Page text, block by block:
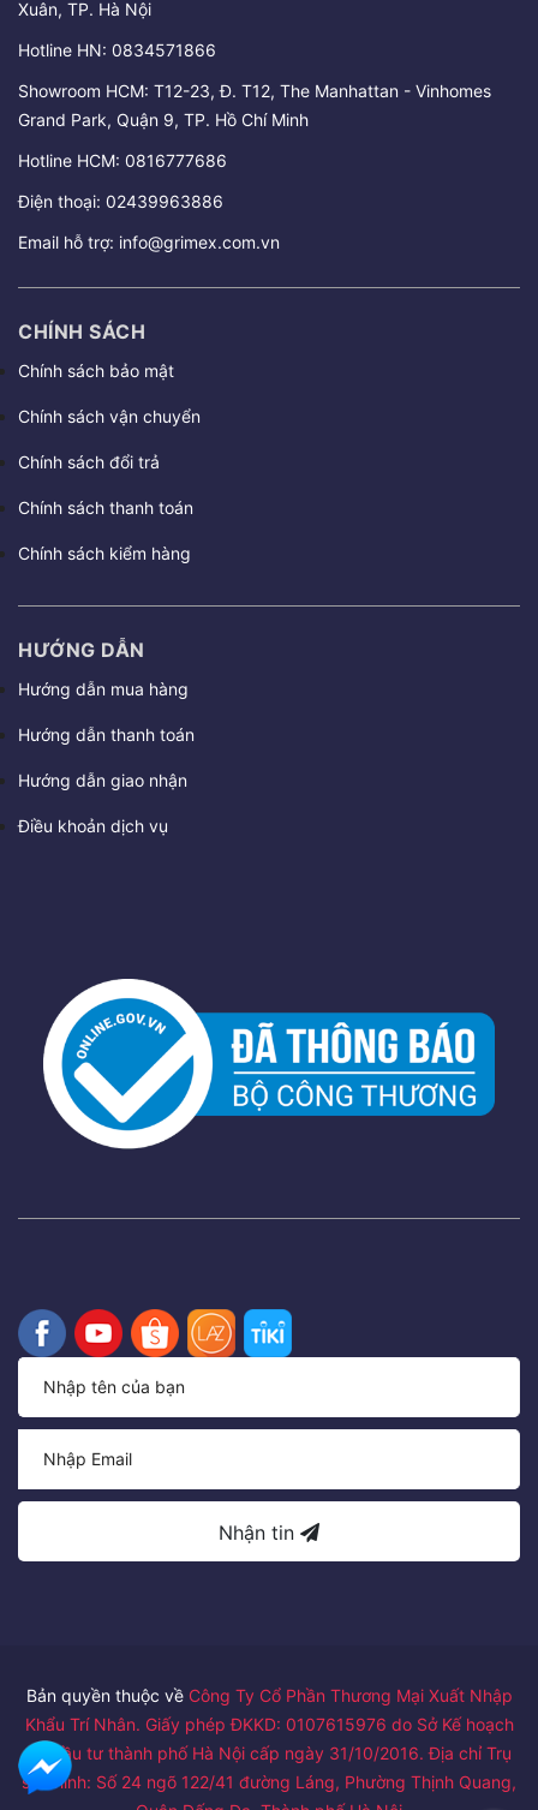
Xuân, TP. Hà Nội
Hotline HN: 0834571866
Showroom HCM: T12-23, Đ. T12, The Manhattan - Vinhomes
Grand Park, Quận 9, TP. Hồ Chí Minh
Hotline HCM: 0816777686
Điện thoại: 02439963886
Email hỗ trợ: info@grimex.com.vn
CHÍNH SÁCH
Chính sách bảo mật
Chính sách vận chuyển
Chính sách đổi trả
Chính sách thanh toán
Chính sách kiểm hàng
HƯỚNG DẪN
Hướng dẫn mua hàng
Hướng dẫn thanh toán
Hướng dẫn giao nhận
Điều khoản dịch vụ
Nhận tin
Bản quyền thuộc về Công Ty Cổ Phần Thương Mại Xuất Nhập
Khẩu Trí Nhân. Giấy phép ĐKKD: 0107615976 do Sở Kế hoạch
và Đầu tư thành phố Hà Nội cấp ngày 31/10/2016. Địa chỉ Trụ
sở chính: Số 24 ngõ 122/41 đường Láng, Phường Thịnh Quang,